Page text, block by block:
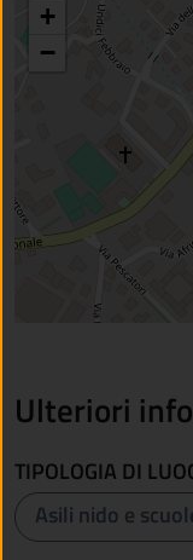
+
−
Ulteriori
TIPOLOGIA DI
Asili nido e